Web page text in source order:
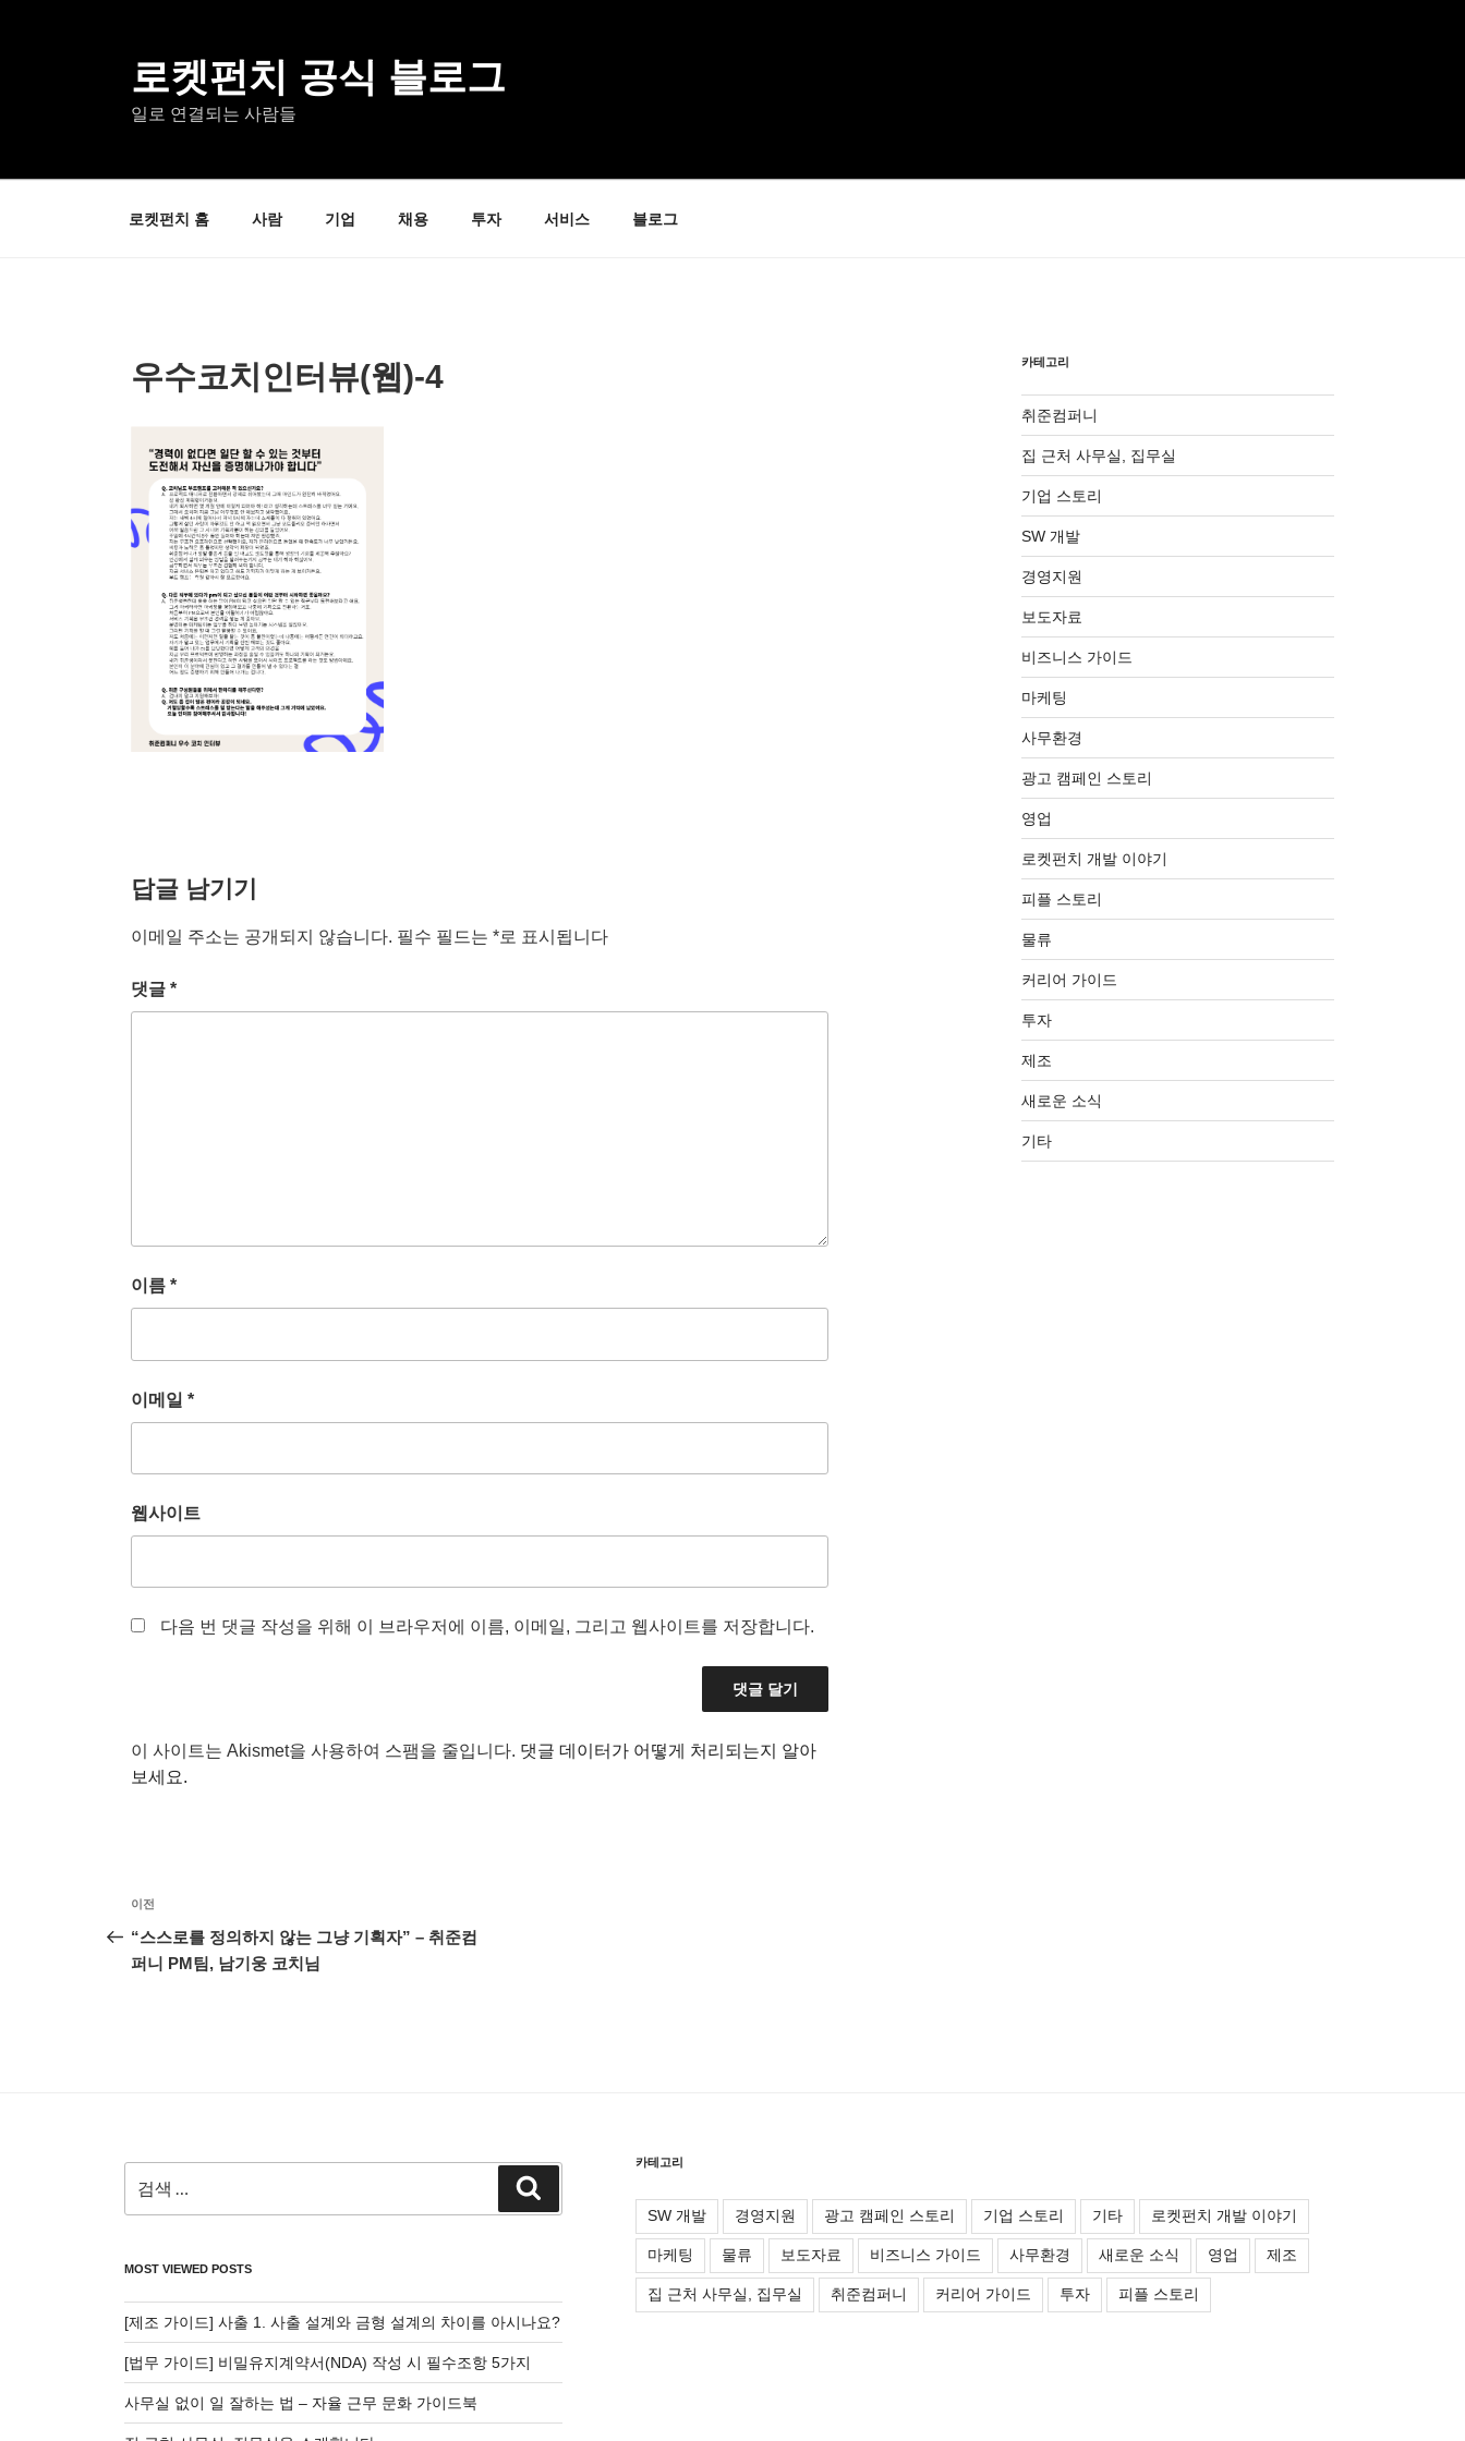
로켓펀치 공식 블로그
일로 연결되는 사람들
로켓펀치 홈 사람 기업 채용 투자 서비스 블로그
우수코치인터뷰(웹)-4
답글 남기기
이메일 주소는 공개되지 않습니다. 필수 필드는 *로 표시됩니다
댓글 *
이름 *
이메일 *
웹사이트
다음 번 댓글 작성을 위해 이 브라우저에 이름, 이메일, 그리고 웹사이트를 저장합니다.
이 사이트는 Akismet을 사용하여 스팸을 줄입니다. 댓글 데이터가 어떻게 처리되는지 알아
보세요.
글
탐
색
이
전
글
이전
“스스로를 정의하지 않는 그냥 기획자” – 취준컴
퍼니 PM팀, 남기웅 코치님
카테고리
취준컴퍼니
집 근처 사무실, 집무실
기업 스토리
SW 개발
경영지원
보도자료
비즈니스 가이드
마케팅
사무환경
광고 캠페인 스토리
영업
로켓펀치 개발 이야기
피플 스토리
물류
커리어 가이드
투자
제조
새로운 소식
기타
색:
색
MOST VIEWED POSTS
[제조 가이드] 사출 1. 사출 설계와 금형 설계의 차이를 아시나요?
[법무 가이드] 비밀유지계약서(NDA) 작성 시 필수조항 5가지
사무실 없이 일 잘하는 법 – 자율 근무 문화 가이드북
카테고리
SW 개발 경영지원 광고 캠페인 스토리 기업 스토리 기타 로켓펀치 개발 이야기
마케팅 물류 보도자료 비즈니스 가이드 사무환경 새로운 소식 영업 제조
집 근처 사무실, 집무실 취준컴퍼니 커리어 가이드 투자 피플 스토리